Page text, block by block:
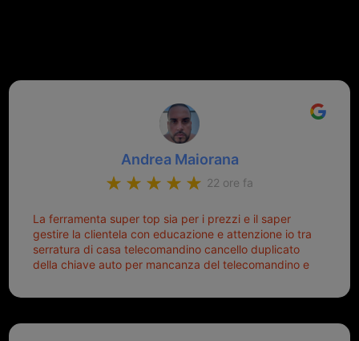
Andrea Maiorana
22 ore fa
La ferramenta super top sia per i prezzi e il saper
gestire la clientela con educazione e attenzione io tra
serratura di casa telecomandino cancello duplicato
della chiave auto per mancanza del telecomandino e
meglio ferramenta de ostia e poi il prorietario il signor